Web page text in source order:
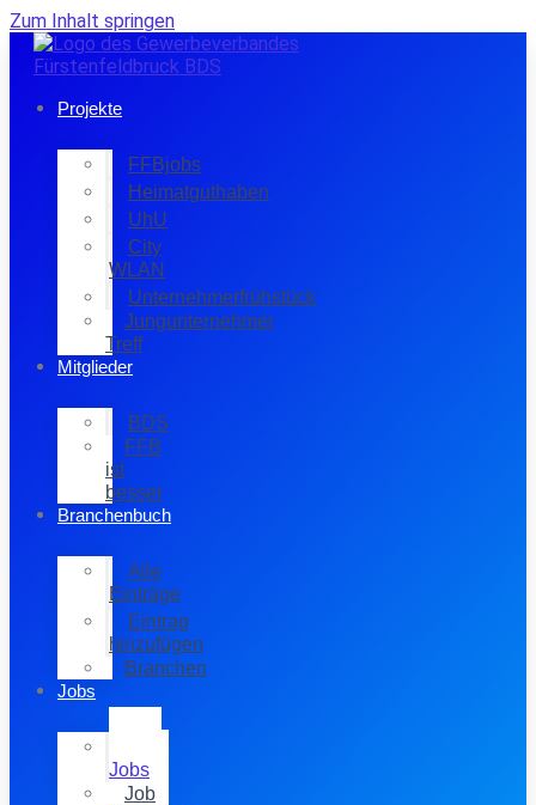
Zum Inhalt springen
Projekte
FFBjobs
Heimatguthaben
UhU
City
WLAN
Unternehmerfrühstück
Jungunternehmer
Treff
Mitglieder
BDS
FFB
ist
besser
Branchenbuch
Alle
Einträge
Eintrag
hinzufügen
Branchen
Jobs
Jobs
Job